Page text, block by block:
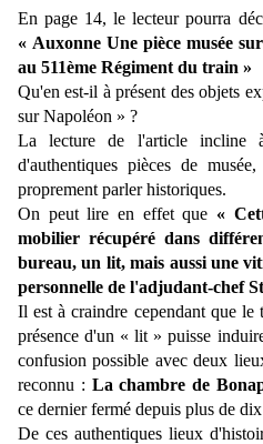
En page 14, le lecteur pourra
« Auxonne Une pièce musée
au 511ème Régiment du train »
Qu'en est-il à présent des objets
sur Napoléon » ?
La lecture de l'article incline
d'authentiques pièces de
proprement parler historiques.
On peut lire en effet que «
mobilier récupéré dans
bureau, un lit, mais aussi une
personnelle de l'adjudant-chef
Il est à craindre cependant que le
présence d'un « lit » puisse
confusion possible avec deux
reconnu : La chambre de
ce dernier fermé depuis plus de dix
De ces authentiques lieux